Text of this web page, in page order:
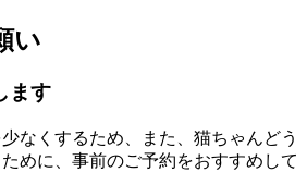
い
ます
なくするため、また、猫ちゃんどう
めに、事前のご予約をおすすめして